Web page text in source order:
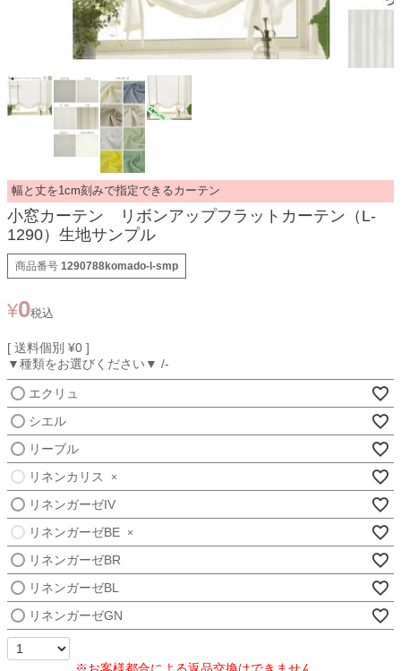
幅と丈を1cm刻みで指定できるカーテン
小窓カーテン リボンアップフラットカーテン（L-
1290）生地サンプル
商品番号 1290788komado-l-smp
¥0税込
送料個別 ¥0
▼種類をお選びください▼
-
エクリュ
シエル
リーブル
リネンカリス
×
リネンガーゼIV
リネンガーゼBE
×
リネンガーゼBR
リネンガーゼBL
リネンガーゼGN